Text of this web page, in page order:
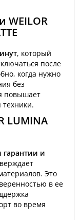
WEILOR
, который
после
когда нужно
без
повышает
LUMINA
гарантии и
Это
в ее
во время